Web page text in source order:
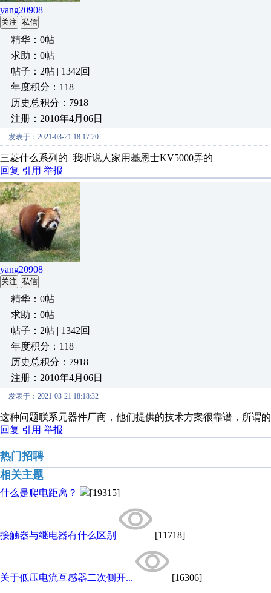
yang20908
关注 私信
精华：0帖
求助：0帖
帖子：2帖 | 1342回
年度积分：118
历史总积分：7918
注册：2010年4月06日
发表于：2021-03-21 18:17:20
三菱什么系列的 我听说人家用基恩士KV5000弄的
回复 引用 举报
yang20908
关注 私信
精华：0帖
求助：0帖
帖子：2帖 | 1342回
年度积分：118
历史总积分：7918
注册：2010年4月06日
发表于：2021-03-21 18:18:32
这种问题联系元器件厂商，他们提供的技术方案很靠谱，所谓
回复 引用 举报
热门招聘
相关主题
什么是爬电距离？ [19315]
接触器与继电器有什么区别 [11718]
关于低压电流互感器二次侧开... [16306]